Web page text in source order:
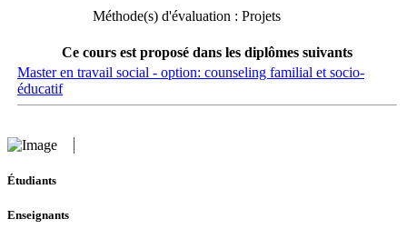
Méthode(s) d'évaluation : Projets
Ce cours est proposé dans les diplômes suivants
Master en travail social - option: counseling familial et socio-
éducatif
Étudiants
Enseignants